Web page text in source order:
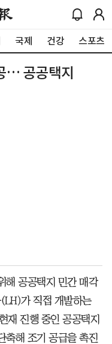
국제 건강 스포츠
… 공공택지
해 공공택지 민간 매각
가 직접 개발하는
재 진행 중인 공공택지
축해 조기 공급을 촉진